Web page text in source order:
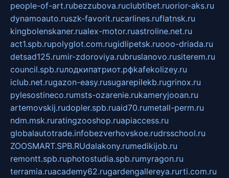
people-of-art.rubezzubova.ruclubtibet.ruorior-aks.ru
dynamoauto.ruszk-favorit.rucarlines.ruflatnsk.ru
kingbolenskaner.rualex-motor.ruastroline.net.ru
act1.spb.rupolyglot.com.rugidlipetsk.ruooo-driada.ru
detsad125.rumir-zdoroviya.rubruslanovo.rusiterem.ru
council.spb.ruлодкипатриот.рфkafekolizey.ru
iclub.net.rugazon-easy.rusugarepilekb.rugrinox.ru
pylesostineco.rumsts-ozarenie.rukameryjooan.ru
artemovskij.rudopler.spb.ruaid70.rumetall-perm.ru
ndm.msk.ruratingzooshop.ruapiaccess.ru
globalautotrade.infobezverhovskoe.rudrsschool.ru
ZOOSMART.SPB.RUdalakony.rumedikijob.ru
remontt.spb.ruphotostudia.spb.rumyragon.ru
terramia.ruacademy62.rugardengallereya.rurti.com.ru